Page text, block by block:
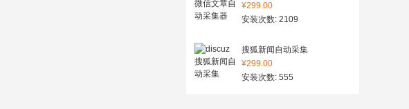
¥299.00
安装次数: 2109
搜狐新闻自动采集
¥299.00
安装次数: 555